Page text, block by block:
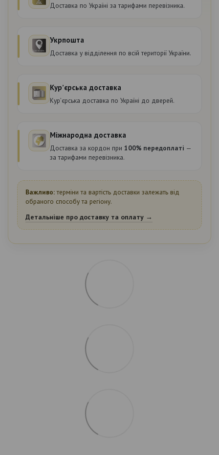
Доставка по Україні за тарифами перевізника.
Укрпошта
Доставка у відділення по всій території України.
Курʼєрська доставка
Курʼєрська доставка по Україні до дверей.
Міжнародна доставка
Доставка за кордон при 100% передоплаті —
за тарифами перевізника.
Важливо:терміни та вартість доставки залежать від
обраного способу та регіону.
Детальніше про доставку та оплату →